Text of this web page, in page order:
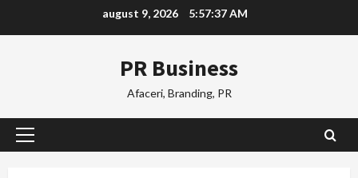
august 9, 2026 5:57:38 AM
PR Business
Afaceri, Branding, PR
Primary